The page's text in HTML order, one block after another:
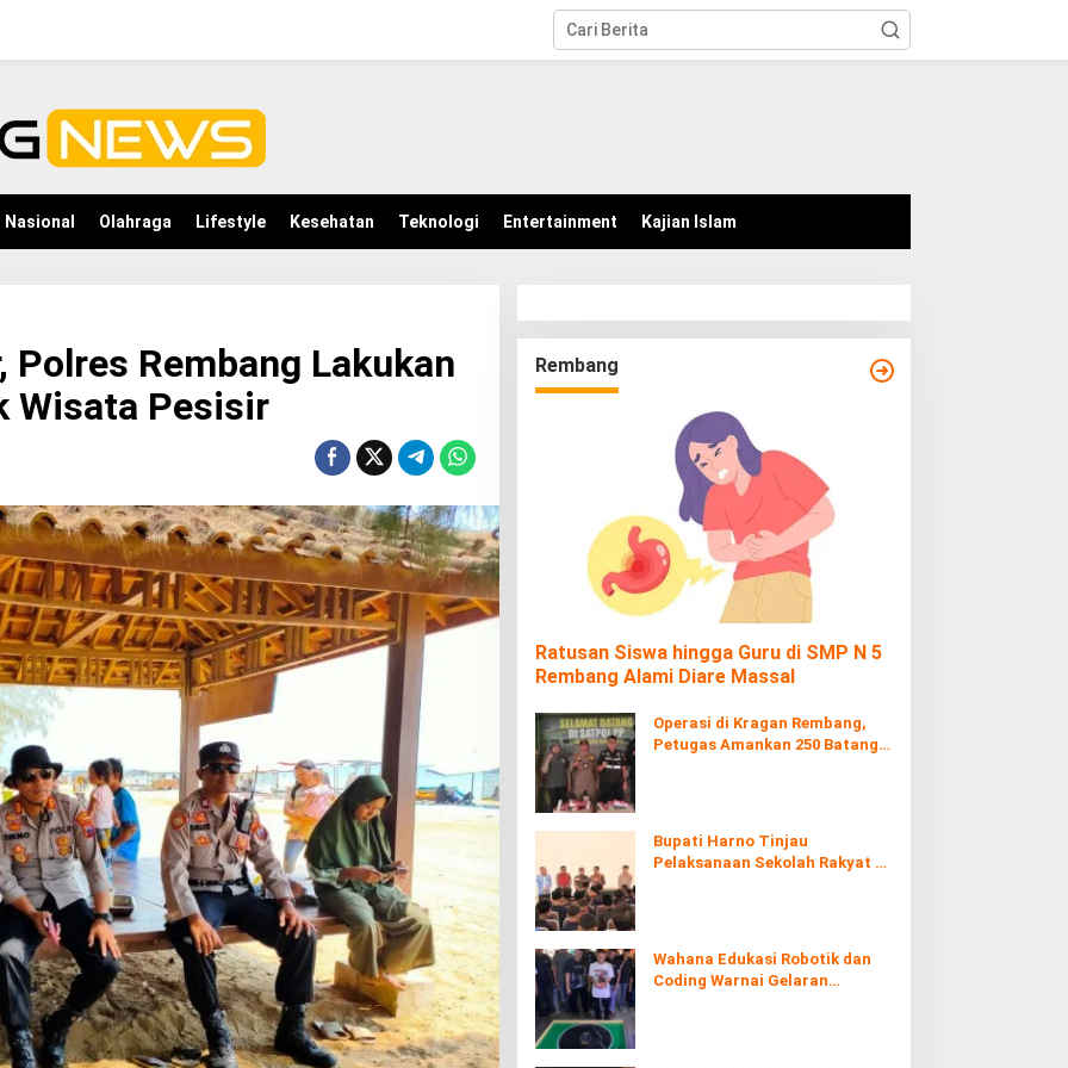
Nasional Olahraga Lifestyle Kesehatan Teknologi Entertainment Kajian Islam
Polres Rembang Lakukan
Wisata Pesisir
Rembang
Ratusan Siswa hingga Guru di SMP N 5
Rembang Alami Diare Massal
Operasi di Kragan Rembang,
Petugas Amankan 250 Batang
Bupati Harno Tinjau
Pelaksanaan Sekolah Rakyat di
Wahana Edukasi Robotik dan
Coding Warnai Gelaran